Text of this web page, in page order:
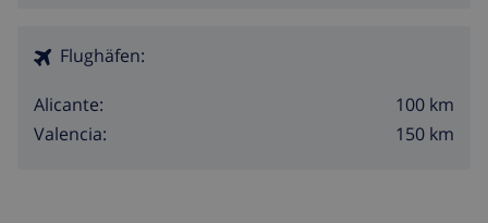
Flughäfen:
Alicante:
100 km
Valencia:
150 km